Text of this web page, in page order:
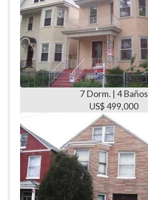
7 Dorm. | 4 Baños
US$ 499,000